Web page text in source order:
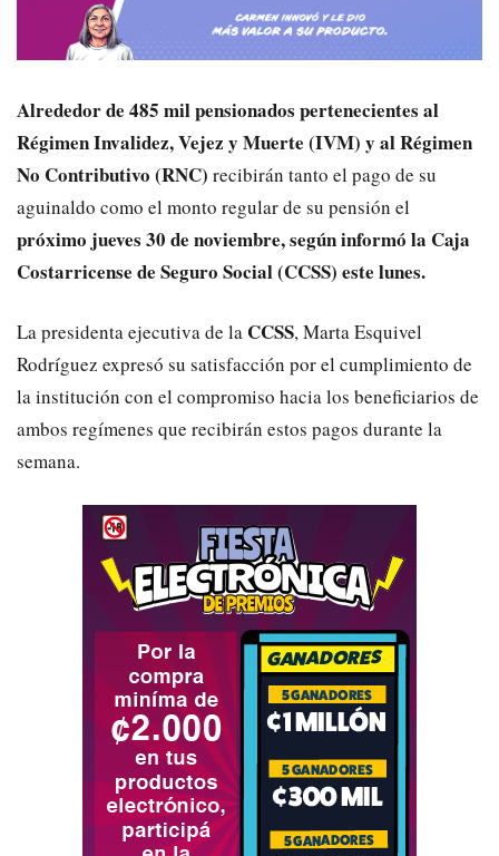
Alrededor de 485 mil pensionados pertenecientes al
Régimen Invalidez, Vejez y Muerte (IVM) y al Régimen
No Contributivo (RNC) recibirán tanto el pago de su
aguinaldo como el monto regular de su pensión el
próximo jueves 30 de noviembre, según informó la Caja
Costarricense de Seguro Social (CCSS) este lunes.
La presidenta ejecutiva de la CCSS, Marta Esquivel
Rodríguez expresó su satisfacción por el cumplimiento de
la institución con el compromiso hacia los beneficiarios de
ambos regímenes que recibirán estos pagos durante la
semana.